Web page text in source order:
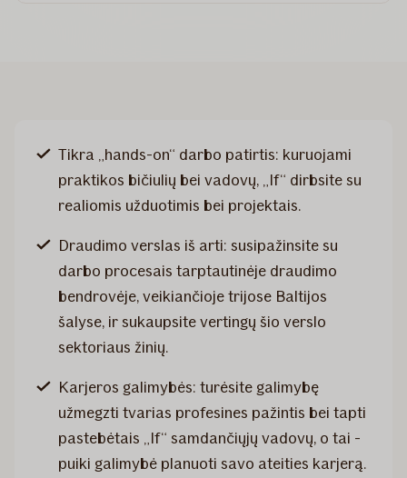
Tikra „hands-on“ darbo patirtis: kuruojami
praktikos bičiulių bei vadovų, „If“ dirbsite su
realiomis užduotimis bei projektais.
Draudimo verslas iš arti: susipažinsite su
darbo procesais tarptautinėje draudimo
bendrovėje, veikiančioje trijose Baltijos
šalyse, ir sukaupsite vertingų šio verslo
sektoriaus žinių.
Karjeros galimybės: turėsite galimybę
užmegzti tvarias profesines pažintis bei tapti
pastebėtais „If“ samdančiųjų vadovų, o tai -
puiki galimybė planuoti savo ateities karjerą.